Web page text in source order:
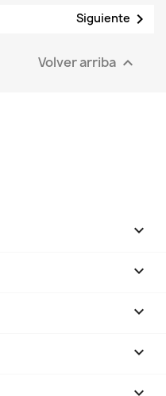
Siguiente 
Volver arriba 

keyboard_arrow_down

